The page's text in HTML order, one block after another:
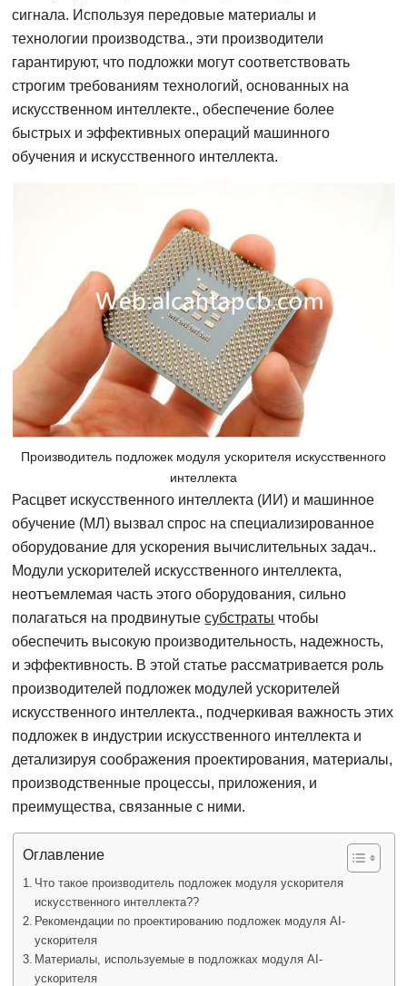
сигнала. Используя передовые материалы и
технологии производства., эти производители
гарантируют, что подложки могут соответствовать
строгим требованиям технологий, основанных на
искусственном интеллекте., обеспечение более
быстрых и эффективных операций машинного
обучения и искусственного интеллекта.
Производитель подложек модуля ускорителя искусственного
интеллекта
Расцвет искусственного интеллекта (ИИ) и машинное
обучение (МЛ) вызвал спрос на специализированное
оборудование для ускорения вычислительных задач..
Модули ускорителей искусственного интеллекта,
неотъемлемая часть этого оборудования, сильно
полагаться на продвинутыесубстраты чтобы
обеспечить высокую производительность, надежность,
и эффективность. В этой статье рассматривается роль
производителей подложек модулей ускорителей
искусственного интеллекта., подчеркивая важность этих
подложек в индустрии искусственного интеллекта и
детализируя соображения проектирования, материалы,
производственные процессы, приложения, и
преимущества, связанные с ними.
Оглавление
Что такое производитель подложек модуля ускорителя
искусственного интеллекта??
Рекомендации по проектированию подложек модуля AI-
ускорителя
Материалы, используемые в подложках модуля AI-
ускорителя